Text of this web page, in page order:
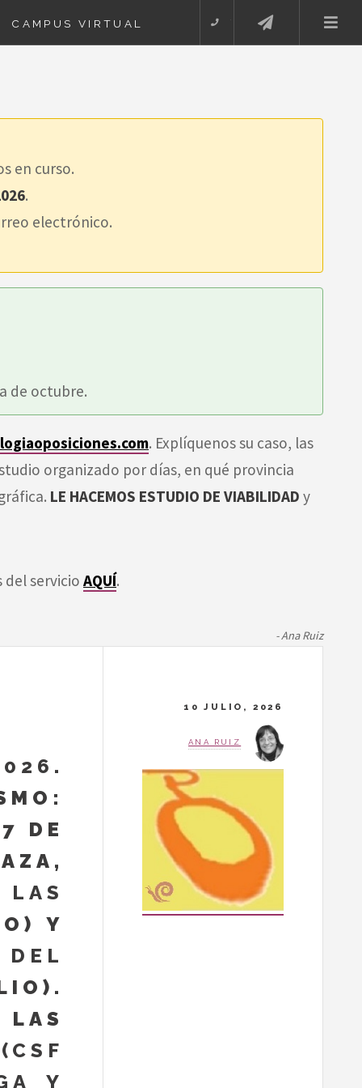
CAMPUS VIRTUAL TELEFONO EMAIL
en curso.
.
electrónico.
de octubre.
. Explíquenos su caso, las
organizado por días, en qué provincia
LE HACEMOS ESTUDIO DE VIABILIDAD y
servicio AQUÍ.
- Ana Ruiz
.
DE
Y
Y
10 JULIO, 2026
ANA RUIZ